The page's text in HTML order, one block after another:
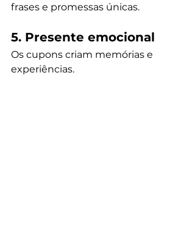
frases e promessas únicas.
5. Presente emocional
Os cupons criam memórias e
experiências.